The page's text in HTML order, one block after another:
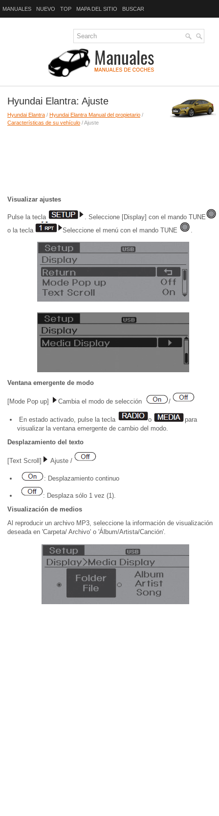
MANUALES NUEVO TOP MAPA DEL SITIO BUSCAR
Hyundai Elantra: Ajuste
Hyundai Elantra / Hyundai Elantra Manual del propietario /
Características de su vehículo / Ajuste
Visualizar ajustes
Pulse la tecla
. Seleccione [Display] con el mando TUNE
o la tecla
Seleccione el menú con el mando TUNE .
Ventana emergente de modo
[Mode Pop up] Cambia el modo de selección /
En estado activado, pulse la tecla o
para
visualizar la ventana emergente de cambio del modo.
Desplazamiento del texto
[Text Scroll] Ajuste /
: Desplazamiento continuo
: Desplaza sólo 1 vez (1).
Visualización de medios
Al reproducir un archivo MP3, seleccione la información de visualización
deseada en 'Carpeta/ Archivo' o 'Álbum/Artista/Canción'.